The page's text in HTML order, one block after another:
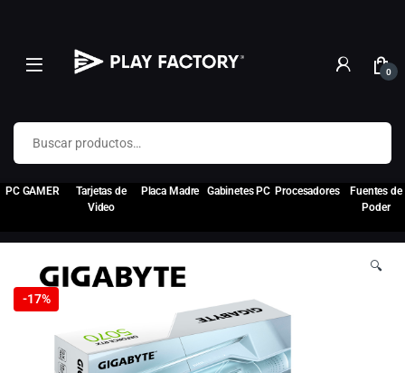
0
Buscar por:
PC GAMER
Tarjetas de
Video
Placa Madre Gabinetes PC Procesadores
Fuentes de
Poder
-17%
🔍